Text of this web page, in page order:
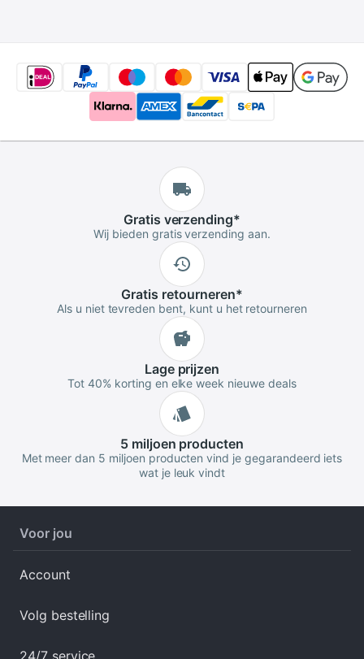
Gratis verzending*
Wij bieden gratis verzending aan.
Gratis retourneren*
Als u niet tevreden bent, kunt u het retourneren
Lageprijzen
Tot 40% korting en elke week nieuwe deals
5 miljoen producten
Met meer dan 5 miljoen producten vind je gegarandeerd iets
wat je leuk vindt
Voor jou
Account
Volg bestelling
24/7 service